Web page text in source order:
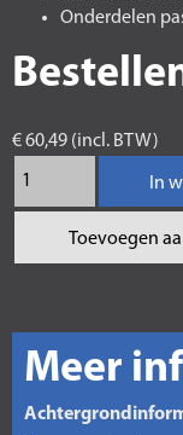
Onderdelen
€ 60,49 (incl. BTW)
In
Toevoegen
Meer